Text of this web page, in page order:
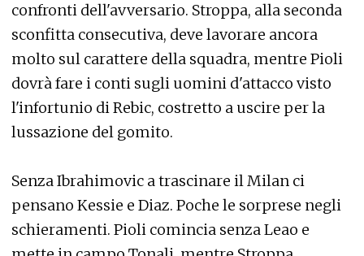
confronti dell'avversario. Stroppa, alla seconda
sconfitta consecutiva, deve lavorare ancora
molto sul carattere della squadra, mentre Pioli
dovrà fare i conti sugli uomini d'attacco visto
l'infortunio di Rebic, costretto a uscire per la
lussazione del gomito.
Senza Ibrahimovic a trascinare il Milan ci
pensano Kessie e Diaz. Poche le sorprese negli
schieramenti. Pioli comincia senza Leao e